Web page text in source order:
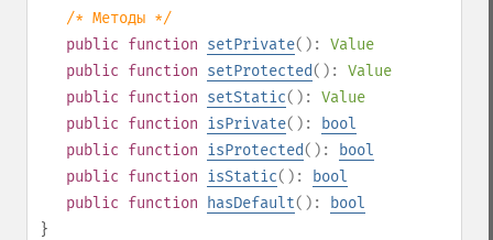
/* Методы */
public function setPrivate(): Value
public function setProtected(): Value
public function setStatic(): Value
public function isPrivate():
bool
public function isProtected():
bool
public function isStatic():
bool
public function hasDefault():
bool
}